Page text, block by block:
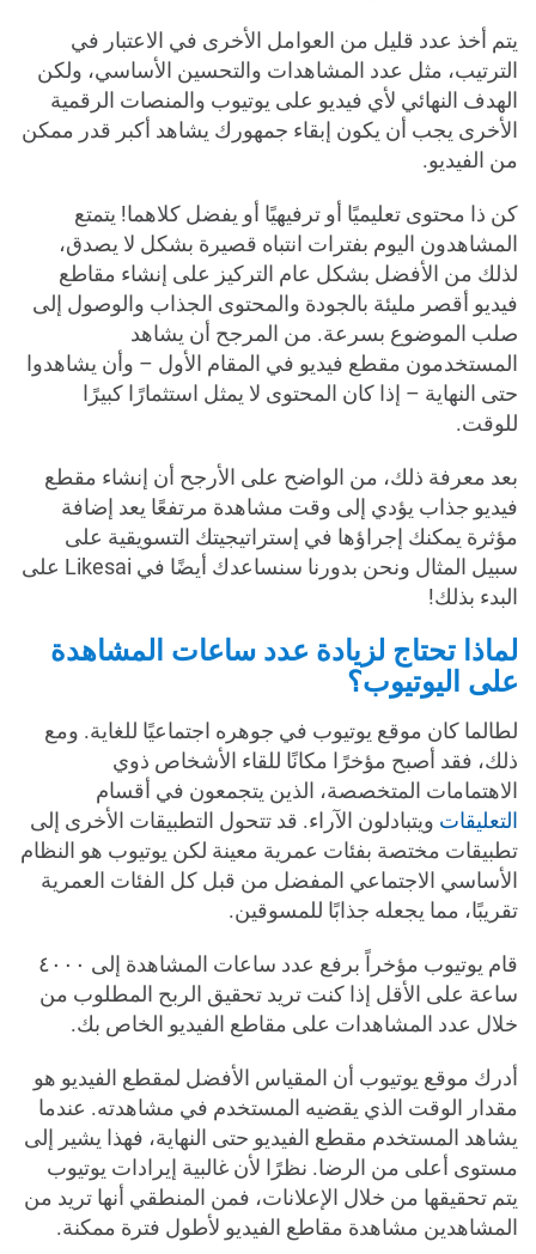
يتم أخذ عدد قليل من العوامل الأخرى في الاعتبار في
الترتيب، مثل عدد المشاهدات والتحسين الأساسي، ولكن
الهدف النهائي لأي فيديو على يوتيوب والمنصات الرقمية
الأخرى يجب أن يكون إبقاء جمهورك يشاهد أكبر قدر ممكن
من الفيديو.
كن ذا محتوى تعليميًا أو ترفيهيًا أو يفضل كلاهما! يتمتع
المشاهدون اليوم بفترات انتباه قصيرة بشكل لا يصدق،
لذلك من الأفضل بشكل عام التركيز على إنشاء مقاطع
فيديو أقصر مليئة بالجودة والمحتوى الجذاب والوصول إلى
صلب الموضوع بسرعة. من المرجح أن يشاهد
المستخدمون مقطع فيديو في المقام الأول – وأن يشاهدوا
حتى النهاية – إذا كان المحتوى لا يمثل استثمارًا كبيرًا
للوقت.
بعد معرفة ذلك، من الواضح على الأرجح أن إنشاء مقطع
فيديو جذاب يؤدي إلى وقت مشاهدة مرتفعًا يعد إضافة
مؤثرة يمكنك إجراؤها في إستراتيجيتك التسويقية على
سبيل المثال ونحن بدورنا سنساعدك أيضًا في Likesai على
البدء بذلك!
لماذا تحتاج لزيادة عدد ساعات المشاهدة
على اليوتيوب؟
لطالما كان موقع يوتيوب في جوهره اجتماعيًا للغاية. ومع
ذلك، فقد أصبح مؤخرًا مكانًا للقاء الأشخاص ذوي
الاهتمامات المتخصصة، الذين يتجمعون في أقسام
التعليقات ويتبادلون الآراء. قد تتحول التطبيقات الأخرى إلى
تطبيقات مختصة بفئات عمرية معينة لكن يوتيوب هو النظام
الأساسي الاجتماعي المفضل من قبل كل الفئات العمرية
تقريبًا، مما يجعله جذابًا للمسوقين.
قام يوتيوب مؤخراً برفع عدد ساعات المشاهدة إلى ٤٠٠٠
ساعة على الأقل إذا كنت تريد تحقيق الربح المطلوب من
خلال عدد المشاهدات على مقاطع الفيديو الخاص بك.
أدرك موقع يوتيوب أن المقياس الأفضل لمقطع الفيديو هو
مقدار الوقت الذي يقضيه المستخدم في مشاهدته. عندما
يشاهد المستخدم مقطع الفيديو حتى النهاية، فهذا يشير إلى
مستوى أعلى من الرضا. نظرًا لأن غالبية إيرادات يوتيوب
يتم تحقيقها من خلال الإعلانات، فمن المنطقي أنها تريد من
المشاهدين مشاهدة مقاطع الفيديو لأطول فترة ممكنة.